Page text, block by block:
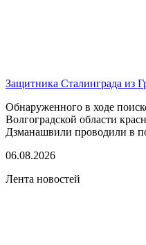
Защитника Сталинграда из
Обнаруженного в ходе
Волгоградской области
Дзманашвили проводили в
06.08.2026
Лента новостей